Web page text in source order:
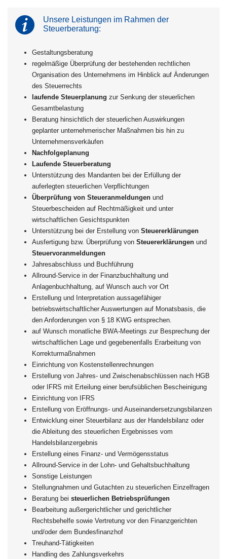
Unsere Leistungen im Rahmen der
Steuerberatung:
Gestaltungsberatung
regelmäßige Überprüfung der bestehenden rechtlichen
Organisation des Unternehmens im Hinblick auf Änderungen
des Steuerrechts
laufende Steuerplanung zur Senkung der steuerlichen
Gesamtbelastung
Beratung hinsichtlich der steuerlichen Auswirkungen
geplanter unternehmerischer Maßnahmen bis hin zu
Unternehmensverkäufen
Nachfolgeplanung
Laufende Steuerberatung
Unterstützung des Mandanten bei der Erfüllung der
auferlegten steuerlichen Verpflichtungen
Überprüfung von Steueranmeldungenund
Steuerbescheiden auf Rechtmäßigkeit und unter
wirtschaftlichen Gesichtspunkten
Unterstützung bei der Erstellung von Steuererklärungen
Ausfertigung bzw. Überprüfung von Steuererklärungenund
Steuervoranmeldungen
Jahresabschluss und Buchführung
Allround-Service in der Finanzbuchhaltung und
Anlagenbuchhaltung, auf Wunsch auch vor Ort
Erstellung und Interpretation aussagefähiger
betriebswirtschaftlicher Auswertungen auf Monatsbasis, die
den Anforderungen von § 18 KWG entsprechen.
auf Wunsch monatliche BWA-Meetings zur Besprechung der
wirtschaftlichen Lage und gegebenenfalls Erarbeitung von
Korrekturmaßnahmen
Einrichtung von Kostenstellenrechnungen
Erstellung von Jahres- und Zwischenabschlüssen nach HGB
oder IFRS mit Erteilung einer berufsüblichen Bescheinigung
Einrichtung von IFRS
Erstellung von Eröffnungs- und Auseinandersetzungsbilanzen
Entwicklung einer Steuerbilanz aus der Handelsbilanz oder
die Ableitung des steuerlichen Ergebnisses vom
Handelsbilanzergebnis
Erstellung eines Finanz- und Vermögensstatus
Allround-Service in der Lohn- und Gehaltsbuchhaltung
Sonstige Leistungen
Stellungnahmen und Gutachten zu steuerlichen Einzelfragen
Beratung bei steuerlichen Betriebsprüfungen
Bearbeitung außergerichtlicher und gerichtlicher
Rechtsbehelfe sowie Vertretung vor den Finanzgerichten
und/oder dem Bundesfinanzhof
Treuhand-Tätigkeiten
Handling des Zahlungsverkehrs